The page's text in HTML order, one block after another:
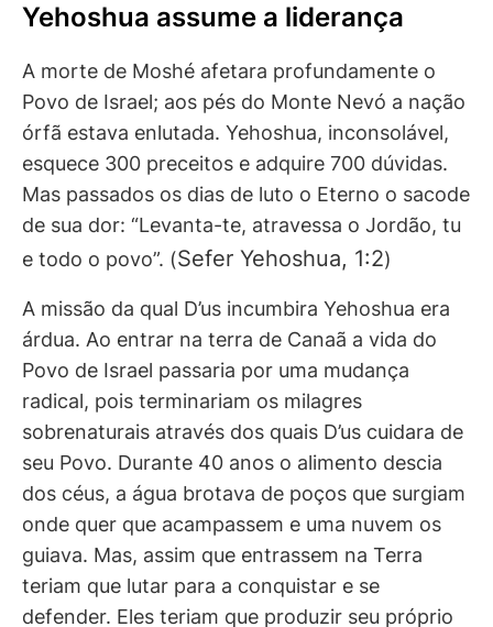
Yehoshua assume a liderança
A morte de Moshé afetara profundamente o
Povo de Israel; aos pés do Monte Nevó a nação
órfã estava enlutada. Yehoshua, inconsolável,
esquece 300 preceitos e adquire 700 dúvidas.
Mas passados os dias de luto o Eterno o sacode
de sua dor: “Levanta-te, atravessa o Jordão, tu
e todo o povo”. (Sefer Yehoshua, 1:2)
A missão da qual D’us incumbira Yehoshua era
árdua. Ao entrar na terra de Canaã a vida do
Povo de Israel passaria por uma mudança
radical, pois terminariam os milagres
sobrenaturais através dos quais D’us cuidara de
seu Povo. Durante 40 anos o alimento descia
dos céus, a água brotava de poços que surgiam
onde quer que acampassem e uma nuvem os
guiava. Mas, assim que entrassem na Terra
teriam que lutar para a conquistar e se
defender. Eles teriam que produzir seu próprio